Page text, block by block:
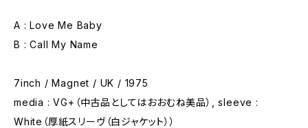
A : Love Me Baby
B : Call My Name
7inch / Magnet / UK / 1975
media : VG+（中古品としてはおおむね美品）, sleeve :
White（厚紙スリーヴ（白ジャケット））